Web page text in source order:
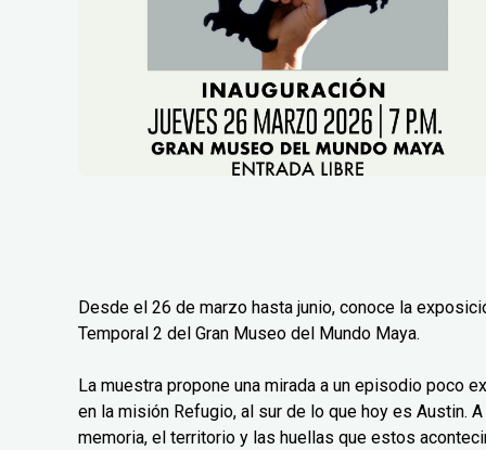
Desde el 26 de marzo hasta junio, conoce la
Temporal 2 del Gran Museo del Mundo Maya.
La muestra propone una mirada a un episodio poco
en la misión Refugio, al sur de lo que hoy es Austin.
memoria, el territorio y las huellas que estos